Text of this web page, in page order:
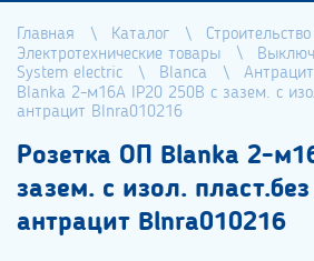
Главная Каталог
Электротехнические товары
System electric
Blanca Антрацит
Blanka 2-м16А IP20 250В c зазем. с
антрацит Blnra010216
Розетка ОП Blanka 2-
зазем. с изол.
антрацит Blnra010216